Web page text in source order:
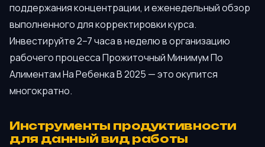
поддержания концентрации, и еженедельный обзор
выполненного для корректировки курса.
Инвестируйте 2–7 часа в неделю в организацию
рабочего процесса Прожиточный Минимум По
Алиментам На Ребенка В 2025 — это окупится
многократно.
Инструменты продуктивности
для данный вид работы